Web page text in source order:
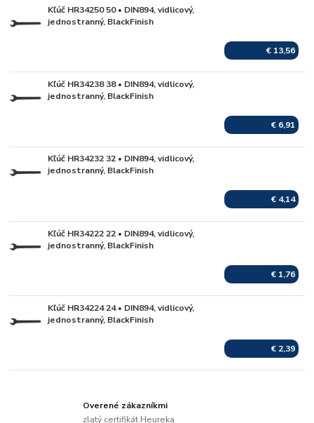
Kľúč HR34250 50 • DIN894, vidlicový,
jednostranný, BlackFinish
€ 13,56
Kľúč HR34238 38 • DIN894, vidlicový,
jednostranný, BlackFinish
€ 6,91
Kľúč HR34232 32 • DIN894, vidlicový,
jednostranný, BlackFinish
€ 4,14
Kľúč HR34222 22 • DIN894, vidlicový,
jednostranný, BlackFinish
€ 1,76
Kľúč HR34224 24 • DIN894, vidlicový,
jednostranný, BlackFinish
€ 2,39
Overené zákazníkmi
zlatý certifikát Heureka